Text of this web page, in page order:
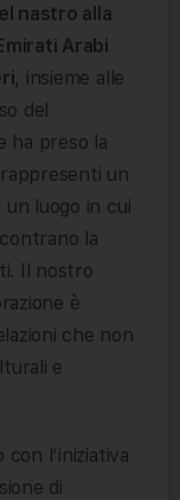
nastro alla
Arabi
, insieme alle
del
ha preso la
un
luogo in cui
la
Il nostro
è
che non
e
l’iniziativa
di